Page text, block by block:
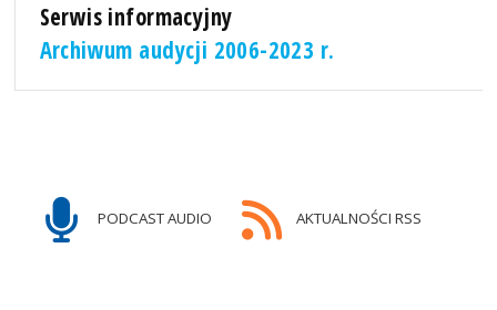
Serwis informacyjny
Archiwum audycji 2006-2023 r.
PODCAST AUDIO AKTUALNOŚCI RSS